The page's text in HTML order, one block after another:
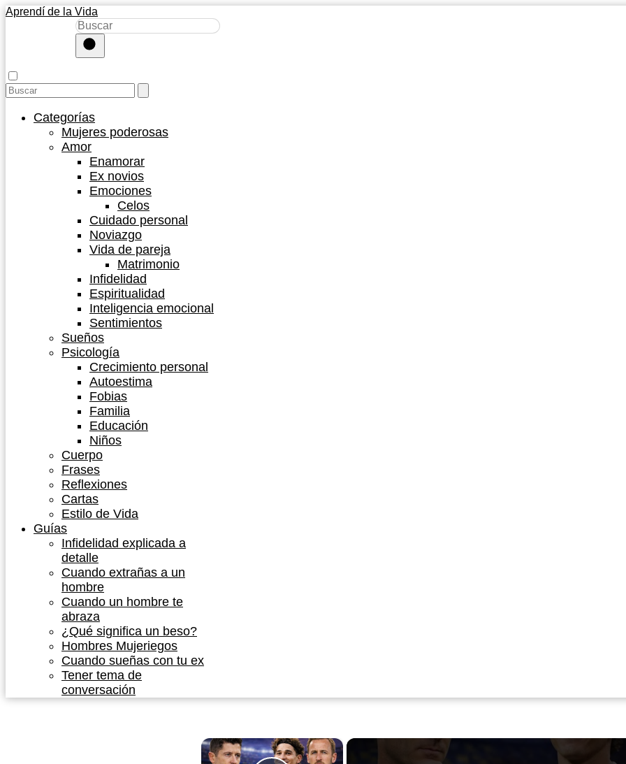
Aprendí de la Vida
Categorías
Mujeres poderosas
Amor
Enamorar
Ex novios
Emociones
Celos
Cuidado personal
Noviazgo
Vida de pareja
Matrimonio
Infidelidad
Espiritualidad
Inteligencia emocional
Sentimientos
Sueños
Psicología
Crecimiento personal
Autoestima
Fobias
Familia
Educación
Niños
Cuerpo
Frases
Reflexiones
Cartas
Estilo de Vida
Guías
Infidelidad explicada a
detalle
Cuando extrañas a un
hombre
Cuando un hombre te
abraza
¿Qué significa un beso?
Hombres Mujeriegos
Cuando sueñas con tu ex
Tener tema de
conversación
×